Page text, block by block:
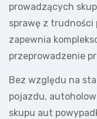
prowadzących
sprawę z trudności
zapewnia
przeprowadzenie
Bez względu na
pojazdu,
skupu aut